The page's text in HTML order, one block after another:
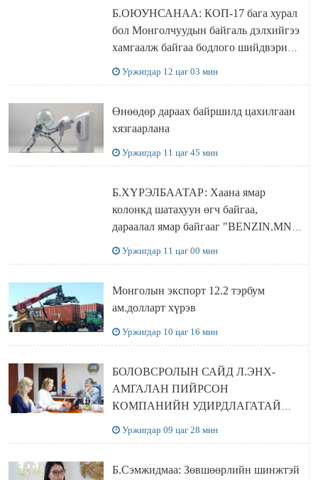
Б.ОЮУНСАНАА: КОП-17 бага хурал
бол Монголчуудын байгаль дэлхийгээ
хамгаалж байгаа бодлого шийдвэрийг
Уржигдар 12 цаг 03 мин
Өнөөдөр дараах байршилд цахилгаан
хязгаарлана
Уржигдар 11 цаг 45 мин
Б.ХҮРЭЛБААТАР: Хаана ямар
колонкд шатахуун өгч байгаа,
дараалал ямар байгааг "BENZIN.MN”
Уржигдар 11 цаг 00 мин
Монголын экспорт 12.2 тэрбум
ам.долларт хүрэв
Уржигдар 10 цаг 16 мин
БОЛОВСРОЛЫН САЙД Л.ЭНХ-
АМГАЛАН ПИЙРСОН
КОМПАНИЙН УДИРДЛАГАТАЙ
Уржигдар 09 цаг 28 мин
Б.Сэмжидмаа: Зөвшөөрлийн шинжтэй